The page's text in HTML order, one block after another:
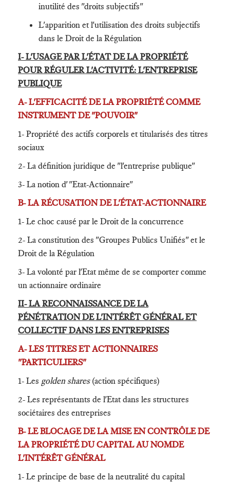
inutilité des "droits subjectifs"
L'apparition et l'utilisation des droits subjectifs
dans le Droit de la Régulation
I- L'USAGE PAR L'ÉTAT DE LA PROPRIÉTÉ
POUR RÉGULER L'ACTIVITÉ: L'ENTREPRISE
PUBLIQUE
A- L'EFFICACITÉ DE LA PROPRIÉTÉ COMME
INSTRUMENT DE "POUVOIR"
1- Propriété des actifs corporels et titularisés des titres
sociaux
2- La définition juridique de "l'entreprise publique"
3- La notion d' "Etat-Actionnaire"
B- LA RÉCUSATION DE L'ÉTAT-ACTIONNAIRE
1- Le choc causé par le Droit de la concurrence
2- La constitution des "Groupes Publics Unifiés" et le
Droit de la Régulation
3- La volonté par l'Etat même de se comporter comme
un actionnaire ordinaire
II- LA RECONNAISSANCE DE LA
PÉNÉTRATION DE L'INTÉRÊT GÉNÉRAL ET
COLLECTIF DANS LES ENTREPRISES
A- LES TITRES ET ACTIONNAIRES
"PARTICULIERS"
1- Les golden shares(action spécifiques)
2- Les représentants de l'Etat dans les structures
sociétaires des entreprises
B- LE BLOCAGE DE LA MISE EN CONTRÔLE DE
LA PROPRIÉTÉ DU CAPITAL AU NOMDE
L'INTÉRÊT GÉNÉRAL
1- Le principe de base de la neutralité du capital